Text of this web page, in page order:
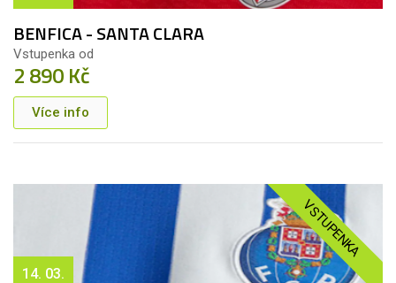
BENFICA - SANTA CLARA
Vstupenka od
2 890 Kč
Více info
VSTUPENKA
14. 03.